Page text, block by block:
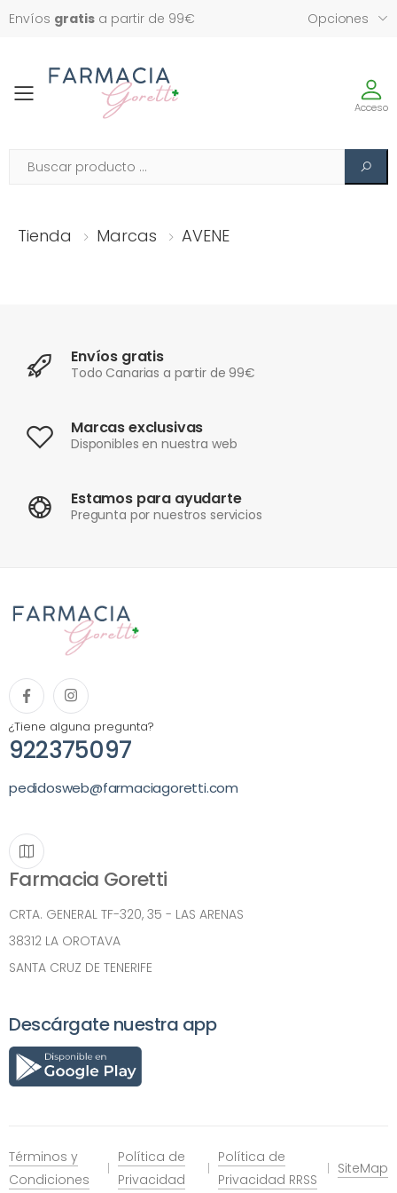
Envíos gratis a partir de 99€ Opciones
Toggle Acceso
Tienda Marcas AVENE
Envíos gratis
Todo Canarias a partir de 99€
Marcas exclusivas
Disponibles en nuestra web
Estamos para ayudarte
Pregunta por nuestros servicios
¿Tiene alguna pregunta?
922375097
pedidosweb@farmaciagoretti.com
Farmacia Goretti
CRTA. GENERAL TF-320, 35 - LAS ARENAS
38312 LA OROTAVA
SANTA CRUZ DE TENERIFE
Descárgate nuestra app
Términos y
Condiciones
Política de
Privacidad
Política de
Privacidad RRSS
SiteMap